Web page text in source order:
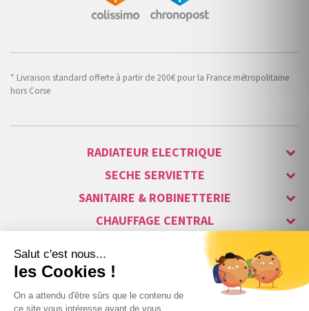
* Livraison standard offerte à partir de 200€ pour la France métropolitaine
hors Corse
RADIATEUR ELECTRIQUE
SECHE SERVIETTE
SANITAIRE & ROBINETTERIE
CHAUFFAGE CENTRAL
ALARME & SÉCURITÉ
MAISON CONNECTÉE
VISIOPHONE & INTERPHONE